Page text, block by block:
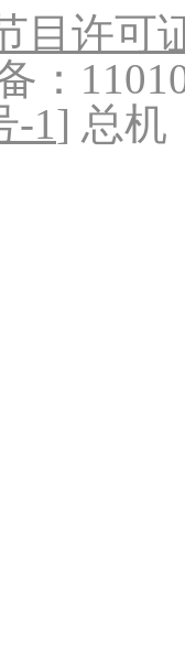
目许可
：
-1] 总机